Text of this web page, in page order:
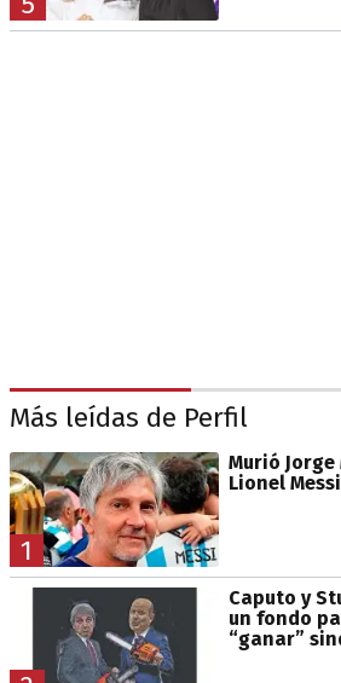
Más leídas de Perfil
1
Murió Jorge
Lionel Messi
Caputo y
un fondo
“ganar”